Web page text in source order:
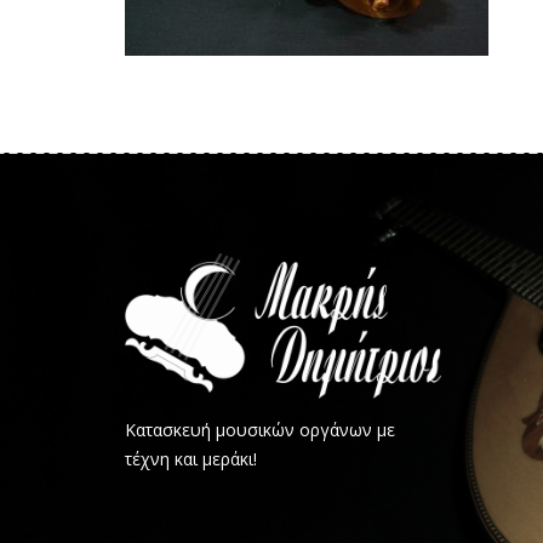
Κατασκευή μουσικών οργάνων με
τέχνη και μεράκι!